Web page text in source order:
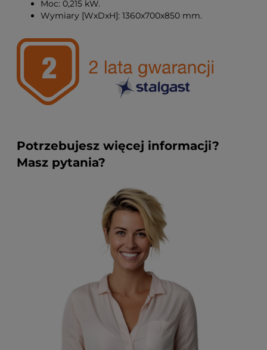
Moc: 0,215 kW.
Wymiary [WxDxH]: 1360x700x850 mm.
Potrzebujesz więcej informacji?
Masz pytania?